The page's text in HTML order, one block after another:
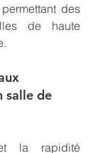
des
de haute
salle de